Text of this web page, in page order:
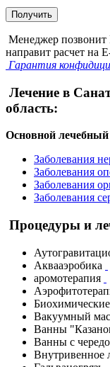
Получить
Менеджер позвонит
направит расчет на
Гарантия
Лечение в
область:
Основной
Заболевания
Заболевания
Заболевания
Заболевания
Процедуры и
Аквааэробика
аромотерапия
Вакуумный
Ванны
Ванны с
Внутривенное